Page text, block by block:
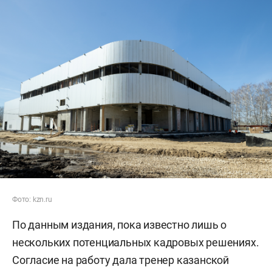
Фото: kzn.ru
По данным издания, пока известно лишь о
нескольких потенциальных кадровых решениях.
Согласие на работу дала тренер казанской